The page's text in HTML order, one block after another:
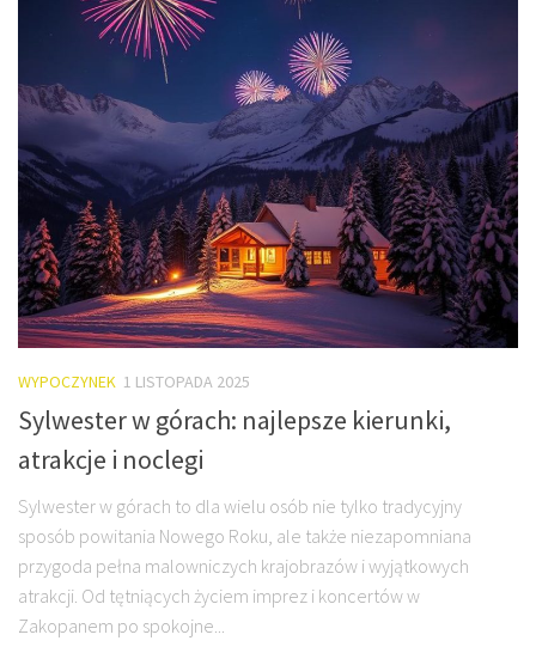
WYPOCZYNEK 1 LISTOPADA 2025
Sylwester w górach: najlepsze kierunki,
atrakcje i noclegi
Sylwester w górach to dla wielu osób nie tylko tradycyjny
sposób powitania Nowego Roku, ale także niezapomniana
przygoda pełna malowniczych krajobrazów i wyjątkowych
atrakcji. Od tętniących życiem imprez i koncertów w
Zakopanem po spokojne...